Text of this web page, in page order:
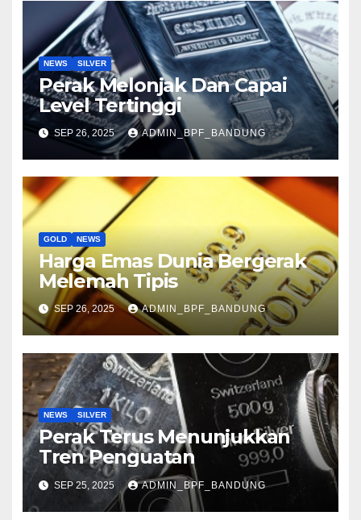
NEWS SILVER
Perak Melonjak Dan Capai
Level Tertinggi
SEP 26, 2025 ADMIN_BPF_BANDUNG
GOLD NEWS
Harga Emas Dunia Bergerak
Melemah Tipis
SEP 26, 2025 ADMIN_BPF_BANDUNG
NEWS SILVER
Perak Terus Menunjukkan
Tren Penguatan
SEP 25, 2025 ADMIN_BPF_BANDUNG